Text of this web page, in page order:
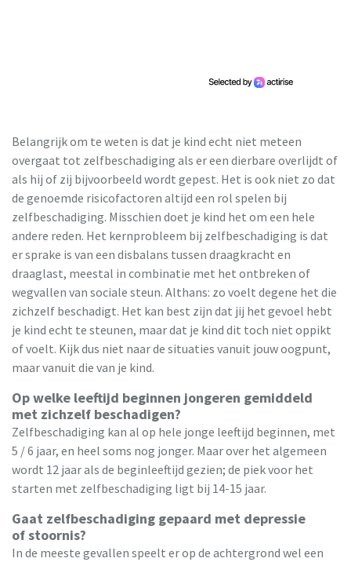
Belangrijk om te weten is dat je kind echt niet meteen
overgaat tot zelfbeschadiging als er een dierbare overlijdt of
als hij of zij bijvoorbeeld wordt gepest. Het is ook niet zo dat
de genoemde risicofactoren altijd een rol spelen bij
zelfbeschadiging. Misschien doet je kind het om een hele
andere reden. Het kernprobleem bij zelfbeschadiging is dat
er sprake is van een disbalans tussen draagkracht en
draaglast, meestal in combinatie met het ontbreken of
wegvallen van sociale steun. Althans: zo voelt degene het die
zichzelf beschadigt. Het kan best zijn dat jij het gevoel hebt
je kind echt te steunen, maar dat je kind dit toch niet oppikt
of voelt. Kijk dus niet naar de situaties vanuit jouw oogpunt,
maar vanuit die van je kind.
Op welke leeftijd beginnen jongeren gemiddeld
met zichzelf beschadigen?
Zelfbeschadiging kan al op hele jonge leeftijd beginnen, met
5 / 6 jaar, en heel soms nog jonger. Maar over het algemeen
wordt 12 jaar als de beginleeftijd gezien; de piek voor het
starten met zelfbeschadiging ligt bij 14-15 jaar.
Gaat zelfbeschadiging gepaard met depressie
of stoornis?
In de meeste gevallen speelt er op de achtergrond wel een